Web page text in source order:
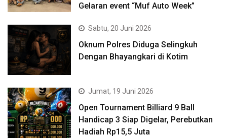
Gelaran event “Muf Auto Week”
Sabtu, 20 Juni 2026
Oknum Polres Diduga Selingkuh
Dengan Bhayangkari di Kotim
Jumat, 19 Juni 2026
Open Tournament Billiard 9 Ball
Handicap 3 Siap Digelar, Perebutkan
Hadiah Rp15,5 Juta